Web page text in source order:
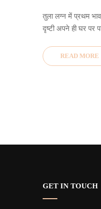
तुला लग्न में प्रथम
दृष्टी अपने ही घर पर
READ MORE
GET IN TOUCH